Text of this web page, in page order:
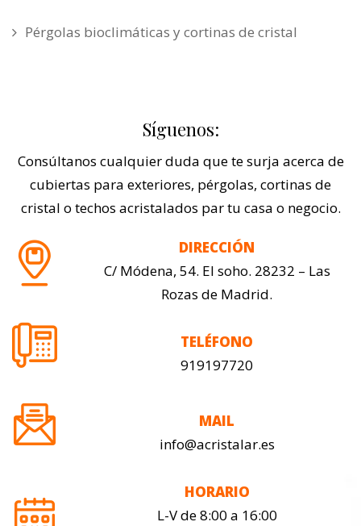
Pérgolas bioclimáticas y cortinas de cristal
Síguenos:
Consúltanos cualquier duda que te surja acerca de
cubiertas para exteriores, pérgolas, cortinas de
cristal o techos acristalados par tu casa o negocio.
DIRECCIÓN
C/ Módena, 54. El soho. 28232 – Las
Rozas de Madrid.
TELÉFONO
919197720
MAIL
info@acristalar.es
HORARIO
L-V de 8:00 a 16:00